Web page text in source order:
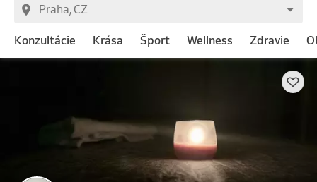
Konzultácie Krása Šport Wellness Zdravie